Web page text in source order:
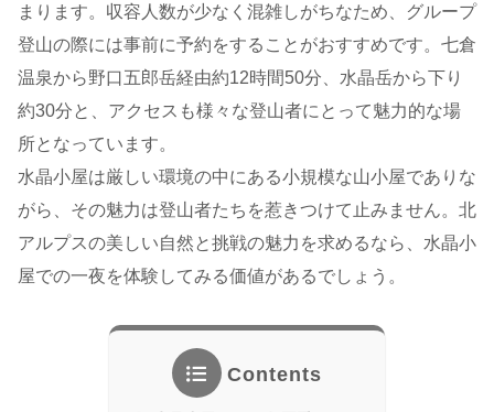
まります。収容人数が少なく混雑しがちなため、グループ
登山の際には事前に予約をすることがおすすめです。七倉
温泉から野口五郎岳経由約12時間50分、水晶岳から下り
約30分と、アクセスも様々な登山者にとって魅力的な場
所となっています。
水晶小屋は厳しい環境の中にある小規模な山小屋でありな
がら、その魅力は登山者たちを惹きつけて止みません。北
アルプスの美しい自然と挑戦の魅力を求めるなら、水晶小
屋での一夜を体験してみる価値があるでしょう。
Contents